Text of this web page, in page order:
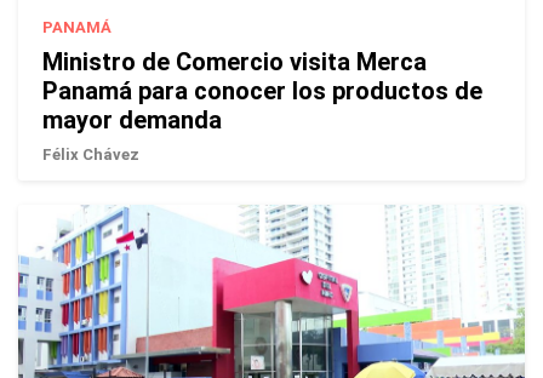
PANAMÁ
Ministro de Comercio visita Merca
Panamá para conocer los productos de
mayor demanda
Félix Chávez